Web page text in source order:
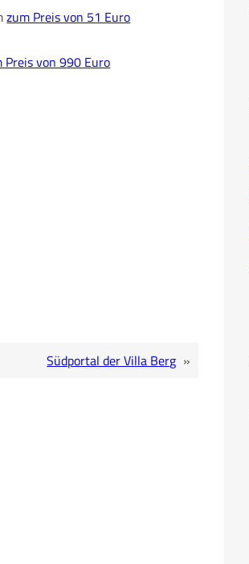
zum Preis von 51 Euro
Preis von 990 Euro
Südportal der Villa Berg »